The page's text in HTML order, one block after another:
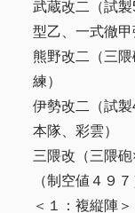
武蔵改二（試
型乙、一式徹甲
熊野改二（三
練）
伊勢改二（試
本隊、彩雲）
三隈改（三隈砲
（制空値４９７
＜１：複縦陣＞